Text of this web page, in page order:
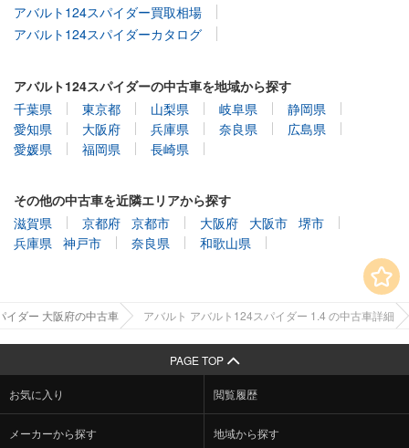
アバルト124スパイダー買取相場
アバルト124スパイダーカタログ
アバルト124スパイダーの中古車を地域から探す
千葉県
東京都 山梨県 岐阜県
静岡県
愛知県
大阪府 兵庫県 奈良県
広島県
愛媛県
福岡県 長崎県
その他の中古車を近隣エリアから探す
滋賀県
京都府 京都市 大阪府 大阪市 堺市
兵庫県
神戸市 奈良県 和歌山県
イダー 大阪府の中古車 アバルト アバルト124スパイダー 1.4 の中古車詳細
PAGE TOP
お気に入り 閲覧履歴
メーカーから探す 地域から探す